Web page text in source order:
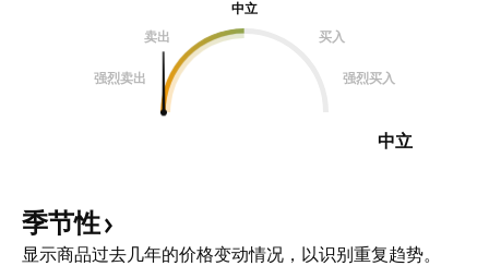
中立
卖出
买入
强烈卖出 强烈买入
中立
季节性
显示商品过去几年的价格变动情况，以识别重复趋势。